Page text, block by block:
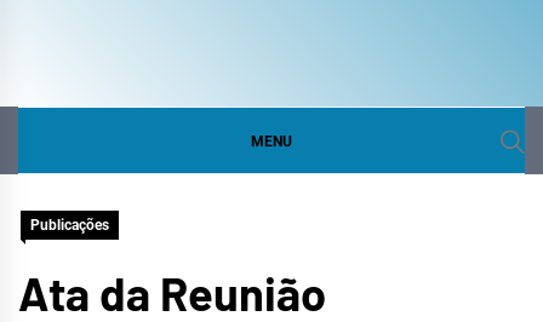
HIDROGRÁFICA DO
MENU
Publicações
Ata da Reunião